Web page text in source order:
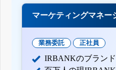
マーケティングマネー
業務委託 正社員
IRBANKのブランド